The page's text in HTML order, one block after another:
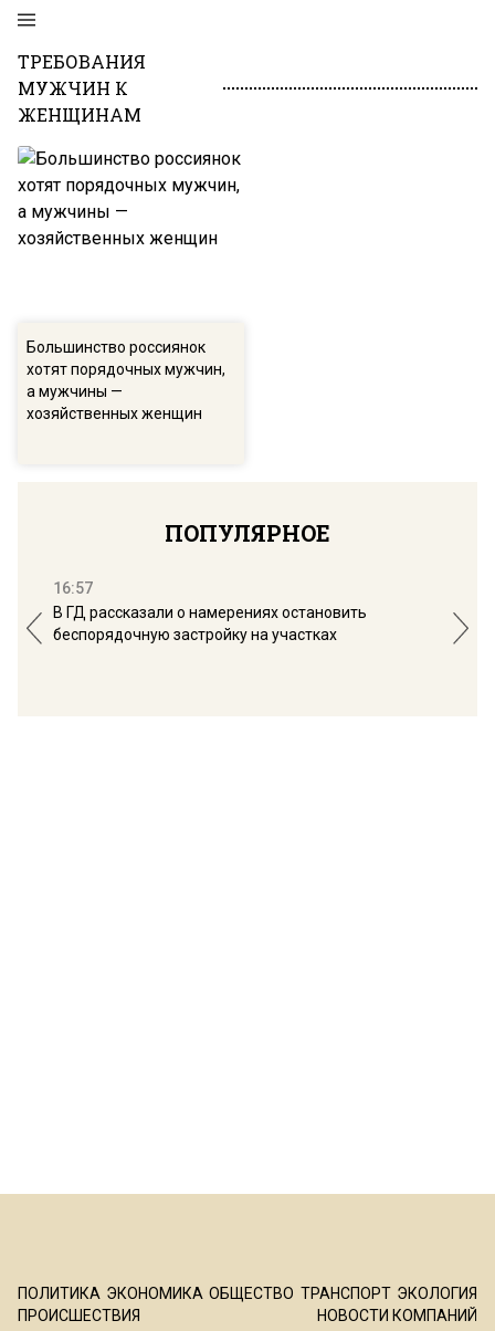
ТРЕБОВАНИЯ
МУЖЧИН К
ЖЕНЩИНАМ
Большинство россиянок
хотят порядочных мужчин,
а мужчины —
хозяйственных женщин
ПОПУЛЯРНОЕ
16:57
В ГД рассказали о намерениях остановить
беспорядочную застройку на участках
ПОЛИТИКА ЭКОНОМИКА ОБЩЕСТВО ТРАНСПОРТ ЭКОЛОГИЯ
ПРОИСШЕСТВИЯ
НОВОСТИ КОМПАНИЙ